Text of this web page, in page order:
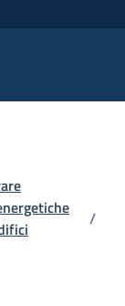
/